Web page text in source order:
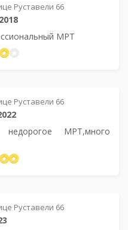
Руставели 66
МРТ
Руставели 66
МРТ,много
Руставели 66